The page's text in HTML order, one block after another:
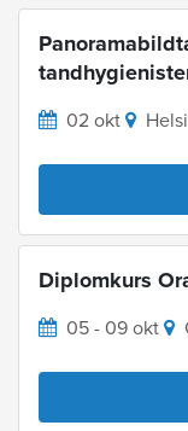
02 okt
Diplomkurs
05 - 09 okt